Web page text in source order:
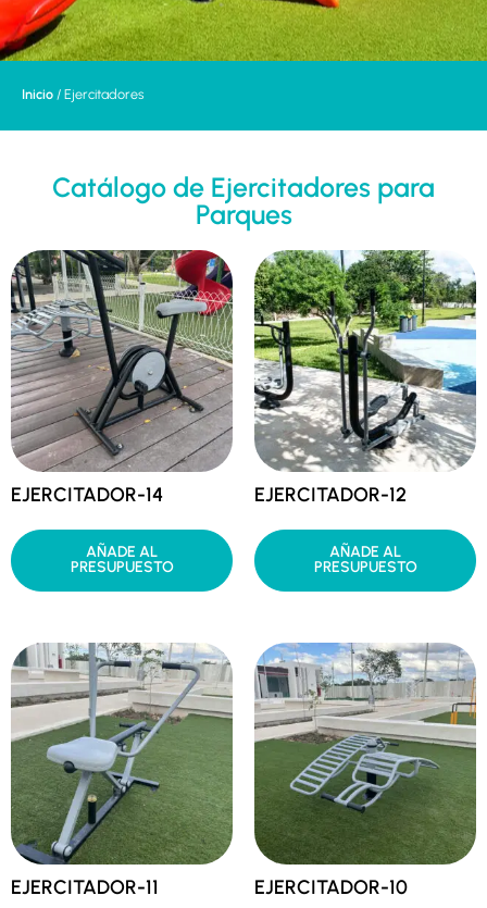
Inicio / Ejercitadores
Catálogo de Ejercitadores para
Parques
EJERCITADOR-14
AÑADE AL
PRESUPUESTO
EJERCITADOR-12
AÑADE AL
PRESUPUESTO
EJERCITADOR-11 EJERCITADOR-10